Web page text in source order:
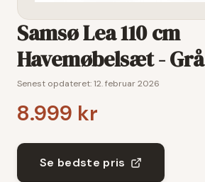
Samsø Lea 110 cm
Havemøbelsæt - Grå
Senest opdateret:12. februar 2026
8.999 kr
Se bedste pris